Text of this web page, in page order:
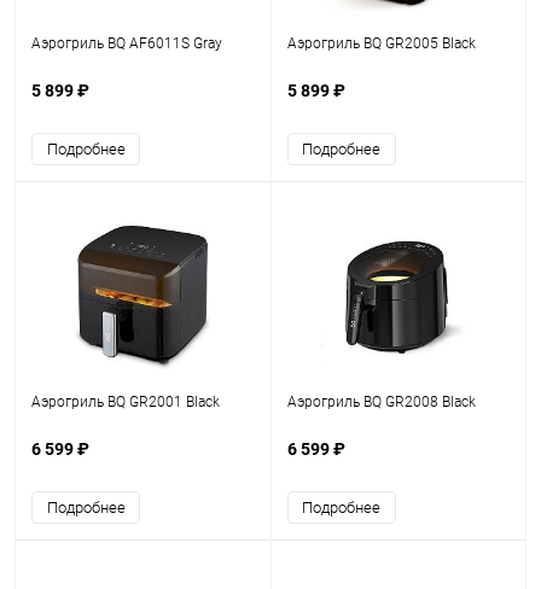
Аэрогриль BQ AF6011S Gray
5 899 ₽
Подробнее
Аэрогриль BQ GR2005 Black
5 899 ₽
Подробнее
Аэрогриль BQ GR2001 Black
6 599 ₽
Подробнее
Аэрогриль BQ GR2008 Black
6 599 ₽
Подробнее